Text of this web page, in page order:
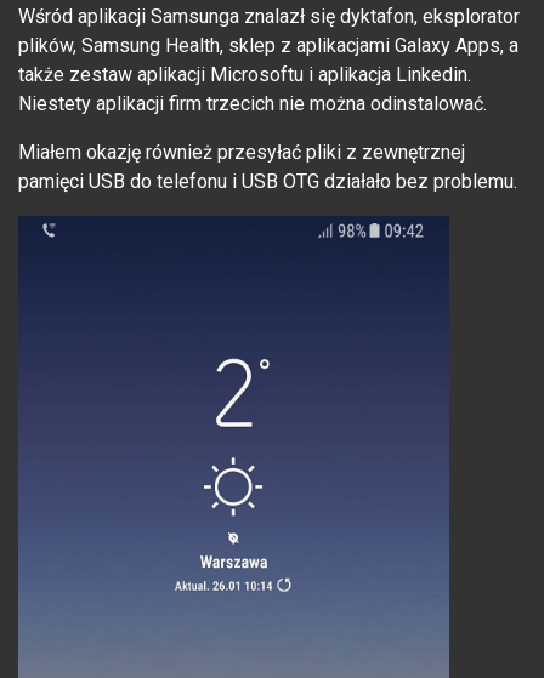
Wśród aplikacji Samsunga znalazł się dyktafon, eksplorator
plików, Samsung Health, sklep z aplikacjami Galaxy Apps, a
także zestaw aplikacji Microsoftu i aplikacja Linkedin.
Niestety aplikacji firm trzecich nie można odinstalować.
Miałem okazję również przesyłać pliki z zewnętrznej
pamięci USB do telefonu i USB OTG działało bez problemu.